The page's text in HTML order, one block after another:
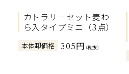
カトラリーセット麦わ
ら入タイプミニ（3点）
本体卸価格 305円 (税抜)